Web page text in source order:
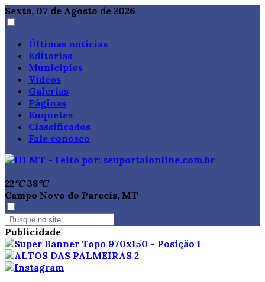
Sexta, 07 de Agosto de 2026
Últimas notícias
Editorias
Municípios
Vídeos
Galerias
Páginas
Enquetes
Classificados
Fale conosco
22°C 38°C
Campo Novo do Parecis, MT
Publicidade